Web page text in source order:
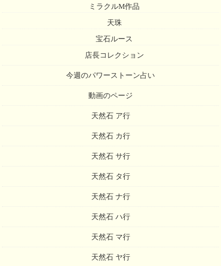
ミラクルM作品
天珠
宝石ルース
店長コレクション
今週のパワーストーン占い
動画のページ
天然石 ア行
天然石 カ行
天然石 サ行
天然石 タ行
天然石 ナ行
天然石 ハ行
天然石 マ行
天然石 ヤ行